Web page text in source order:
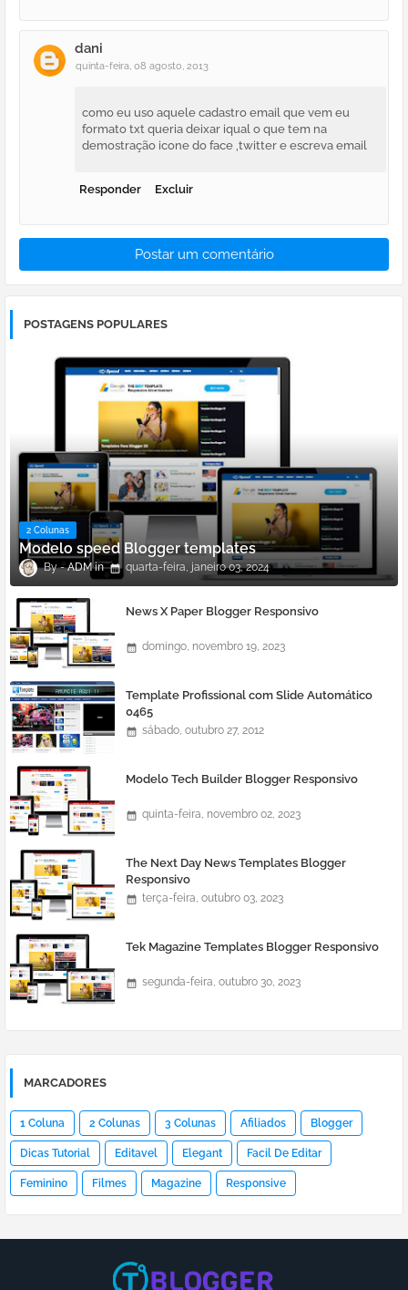
dani
quinta-feira, 08 agosto, 2013
como eu uso aquele cadastro email que vem eu
formato txt queria deixar iqual o que tem na
demostração icone do face ,twitter e escreva email
Responder Excluir
Postar um comentário
POSTAGENS POPULARES
2 Colunas
Modelo speed Blogger templates
ADM quarta-feira, janeiro 03, 2024
News X Paper Blogger Responsivo
domingo, novembro 19, 2023
Template Profissional com Slide Automático
0465
sábado, outubro 27, 2012
Modelo Tech Builder Blogger Responsivo
quinta-feira, novembro 02, 2023
The Next Day News Templates Blogger
Responsivo
terça-feira, outubro 03, 2023
Tek Magazine Templates Blogger Responsivo
segunda-feira, outubro 30, 2023
MARCADORES
1 Coluna 2 Colunas 3 Colunas Afiliados Blogger
Dicas Tutorial Editavel Elegant Facil De Editar
Feminino Filmes Magazine Responsive